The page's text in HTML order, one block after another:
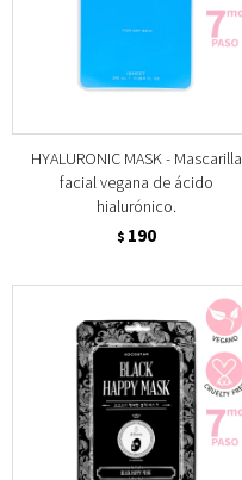
HYALURONIC MASK - Mascarilla
facial vegana de ácido
hialurónico.
$ 190